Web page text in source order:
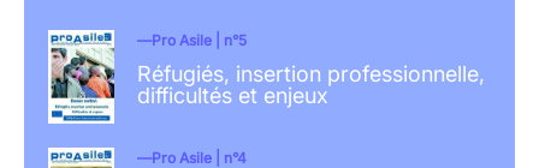
Pro Asile | n°5
Réfugiés, insertion professionnelle,
difficultés et enjeux
Pro Asile | n°4